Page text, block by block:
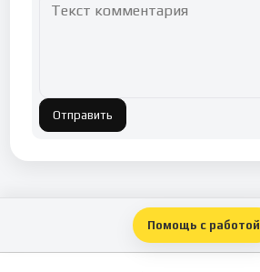
Отправить
Помощь с работой